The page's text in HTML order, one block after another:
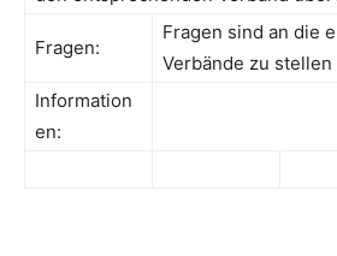
Fragen:
Fragen sind an die
Verbände zu stellen
Information
en: